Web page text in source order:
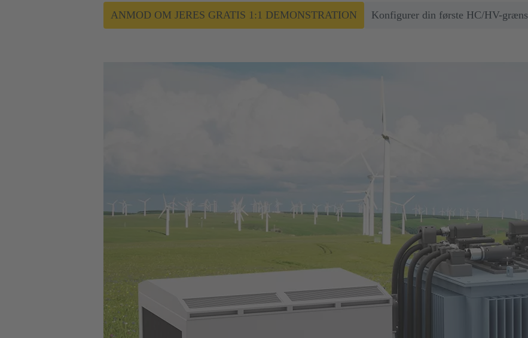
ANMOD OM JERES GRATIS 1:1 DEMONSTRATION Konfigurer din første HC/HV-